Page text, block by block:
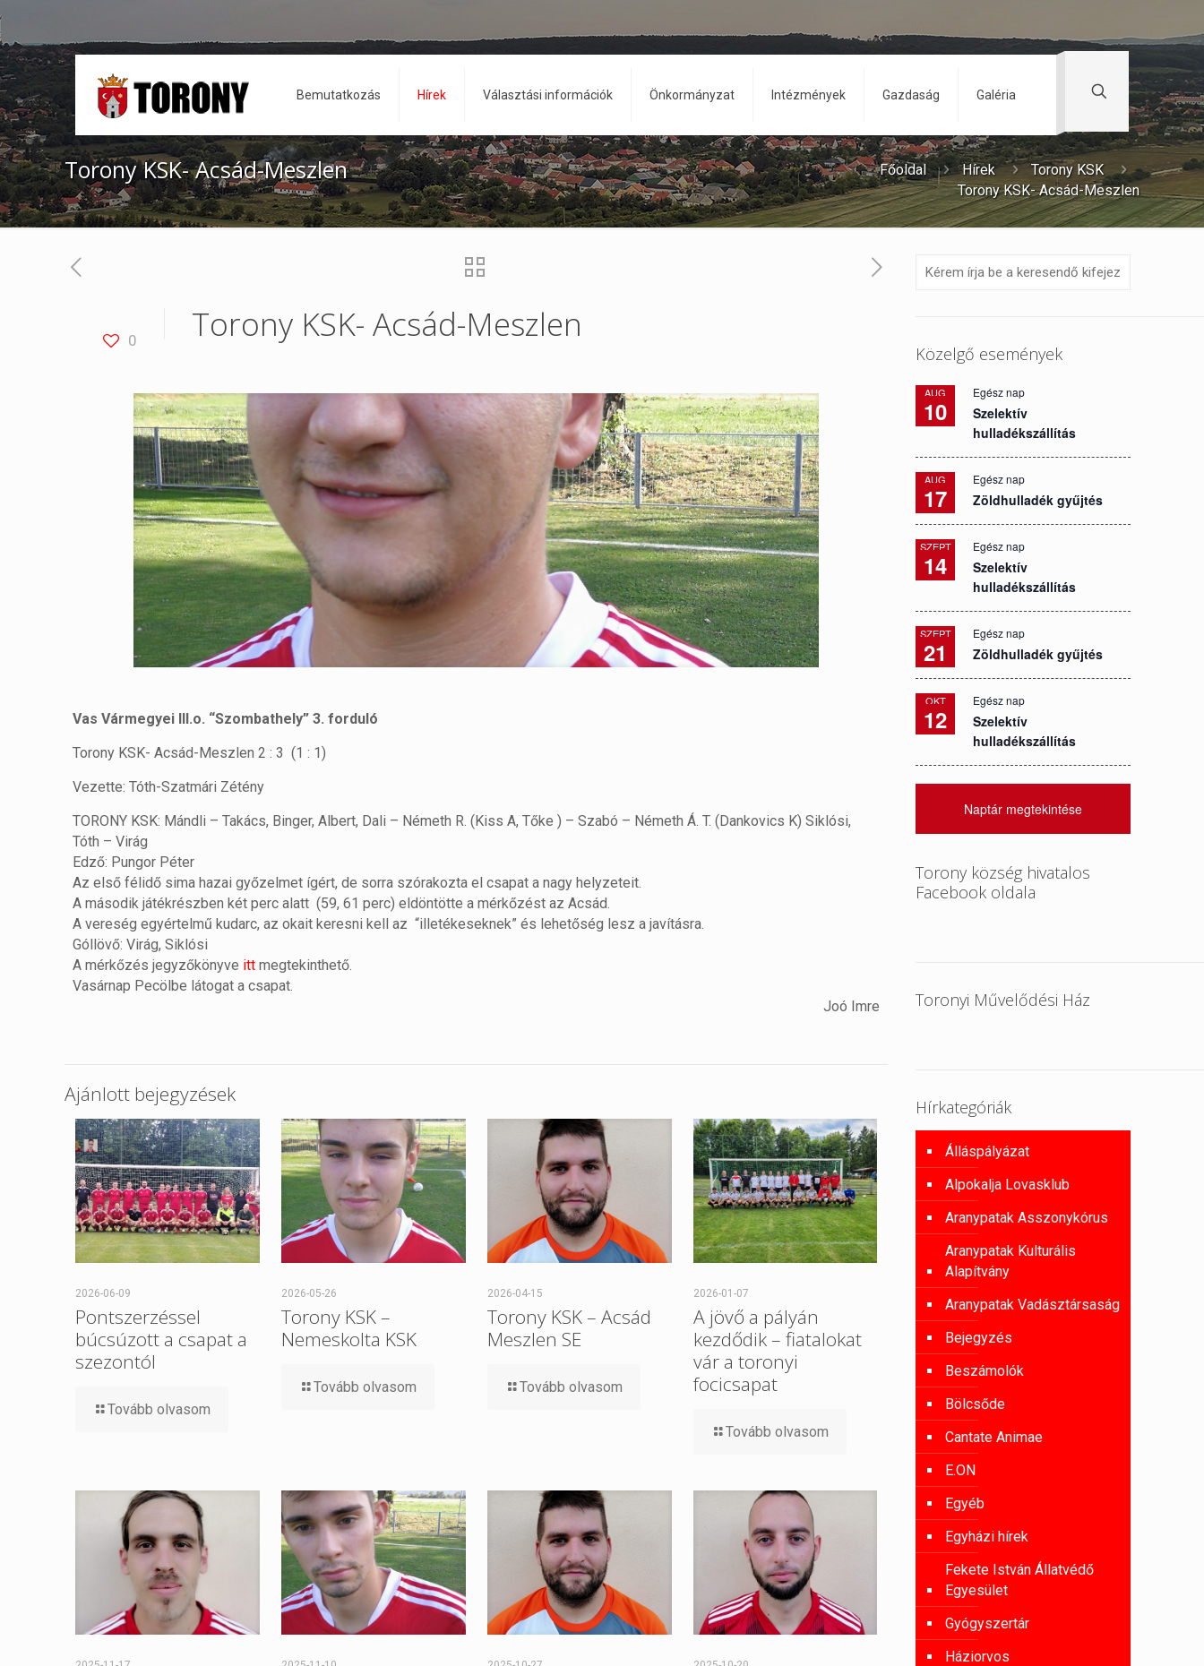
Bemutatkozás Hírek Választási információk Önkormányzat Intézmények Gazdaság Galéria
Torony KSK- Acsád-Meszlen Főoldal Hírek
Torony KSK
Torony KSK- Acsád-Meszlen
0 Torony KSK- Acsád-Meszlen
Vas Vármegyei III.o. “Szombathely” 3. forduló
Torony KSK- Acsád-Meszlen 2 : 3 (1 : 1)
Vezette: Tóth-Szatmári Zétény
TORONY KSK: Mándli – Takács, Binger, Albert, Dali – Németh R. (Kiss A, Tőke ) – Szabó – Németh Á. T. (Dankovics K) Siklósi,
Tóth – Virág
Edző: Pungor Péter
Az első félidő sima hazai győzelmet ígért, de sorra szórakozta el csapat a nagy helyzeteit.
A második játékrészben két perc alatt (59, 61 perc) eldöntötte a mérkőzést az Acsád.
A vereség egyértelmű kudarc, az okait keresni kell az “illetékeseknek” és lehetőség lesz a javításra.
Góllövő: Virág, Siklósi
A mérkőzés jegyzőkönyve itt megtekinthető.
Vasárnap Pecölbe látogat a csapat.
Joó Imre
Ajánlott bejegyzések
2026-06-09
Pontszerzéssel
búcsúzott a csapat a
szezontól
Tovább olvasom
2026-05-26
Torony KSK –
Nemeskolta KSK
Tovább olvasom
2026-04-15
Torony KSK – Acsád
Meszlen SE
Tovább olvasom
2026-01-07
A jövő a pályán
kezdődik – fiatalokat
vár a toronyi
focicsapat
Tovább olvasom
Közelgő események
AUG
10
Egész nap
Szelektív
hulladékszállítás
AUG
17
Egész nap
Zöldhulladék gyűjtés
SZEPT
14
Egész nap
Szelektív
hulladékszállítás
SZEPT
21
Egész nap
Zöldhulladék gyűjtés
OKT
12
Egész nap
Szelektív
hulladékszállítás
Naptár megtekintése
Torony község hivatalos
Facebook oldala
Toronyi Művelődési Ház
Hírkategóriák
Álláspályázat
Alpokalja Lovasklub
Aranypatak Asszonykórus
Aranypatak Kulturális
Alapítvány
Aranypatak Vadásztársaság
Bejegyzés
Beszámolók
Bölcsőde
Cantate Animae
E.ON
Egyéb
Egyházi hírek
Fekete István Állatvédő
Egyesület
Gyógyszertár
Háziorvos